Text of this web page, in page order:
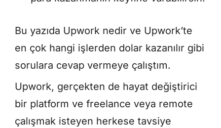
Bu yazıda Upwork nedir ve Upwork’te
en çok hangi işlerden dolar kazanılır gibi
sorulara cevap vermeye çalıştım.
Upwork, gerçekten de hayat değiştirici
bir platform ve freelance veya remote
çalışmak isteyen herkese tavsiye